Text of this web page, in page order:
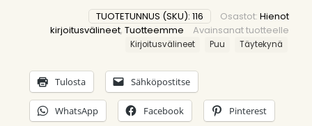
TUOTETUNNUS (SKU): 116 Osastot: Hienot
kirjoitusvälineet, Tuotteemme Avainsanat tuotteelle
Kirjoitusvälineet Puu Täytekynä
Tulosta Sähköpostitse
WhatsApp Facebook Pinterest